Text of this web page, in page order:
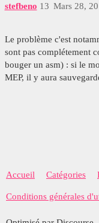
stefbeno Mars 28,
13
Le problème c'est
sont pas complétement
bouger un asm) : si le
MEP, il y aura
Accueil Catégories
Conditions générales